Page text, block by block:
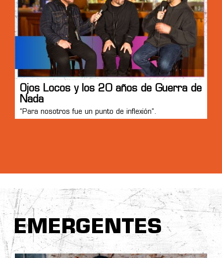
Ojos Locos y los 20 años de Guerra de
Nada
“Para nosotros fue un punto de inflexión”.
EMERGENTES